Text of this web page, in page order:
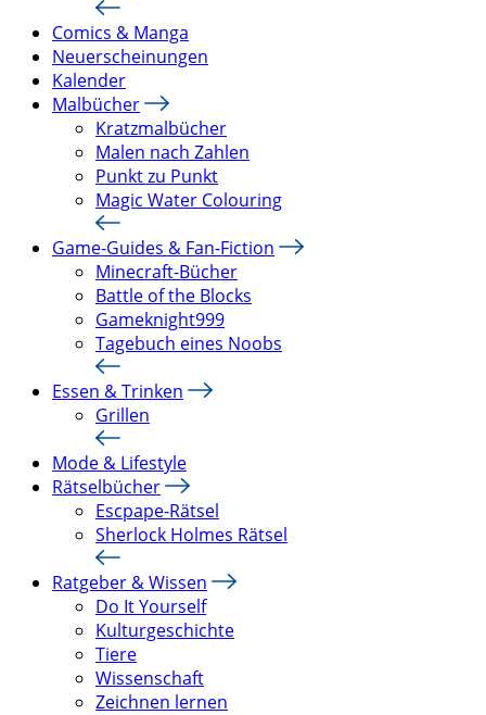
Comics & Manga
Neuerscheinungen
Kalender
Malbücher
Kratzmalbücher
Malen nach Zahlen
Punkt zu Punkt
Magic Water Colouring
Game-Guides & Fan-Fiction
Minecraft-Bücher
Battle of the Blocks
Gameknight999
Tagebuch eines Noobs
Essen & Trinken
Grillen
Mode & Lifestyle
Rätselbücher
Escpape-Rätsel
Sherlock Holmes Rätsel
Ratgeber & Wissen
Do It Yourself
Kulturgeschichte
Tiere
Wissenschaft
Zeichnen lernen